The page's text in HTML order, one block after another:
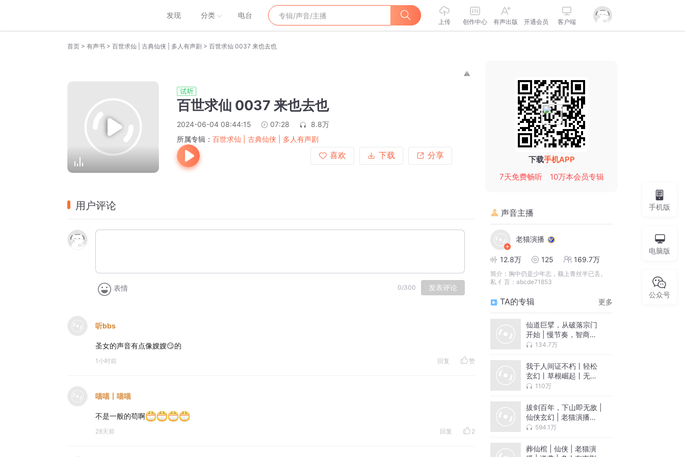
发现 分类 电台
上传 创作中心 有声出版 开通会员 客户端
首页 > 有声书 > 百世求仙 | 古典仙侠 | 多人有声剧 > 百世求仙 0037 来也去也
百世求仙 0037 来也去也
2024-06-04 08:44:15 07:28
8.8万
所属专辑： 百世求仙 | 古典仙侠 | 多人有声剧
喜欢
下载 分享
用户评论
表情 0/300 发表评论
听bbs
圣女的声音有点像嫂嫂😏的
1小时前 回复 赞
喵喵丨喵喵
不是一般的苟啊
28天前 回复 2
下载手机APP
7天免费畅听
10万本会员专辑
声音主播
老猫演播
12.8万 125 169.7万
简介： 胸中仍是少年志，额上青丝半已丢。
私 亻言：abcde71853
TA的专辑 更多
仙道巨擘，从破落宗门
开始 | 慢节奏，智商在
线稳健流 | 老猫演播领
134.7万
我于人间证不朽丨轻松
玄幻丨草根崛起丨无敌
流丨穿越丨老猫演播领
110万
拔剑百年，下山即无敌 |
仙侠玄幻 | 老猫演播领
衔多人剧 | 多人有声剧
594.1万
葬仙棺 | 仙侠 | 老猫演
手机版
电脑版
公众号